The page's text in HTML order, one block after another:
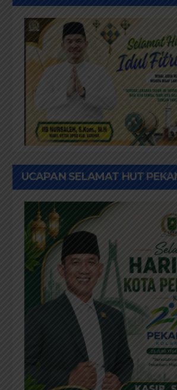
UCAPAN SELAMAT HUT